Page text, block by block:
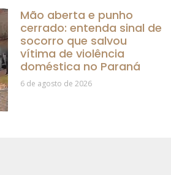
Mão aberta e punho
cerrado: entenda sinal de
socorro que salvou
vítima de violência
doméstica no Paraná
6 de agosto de 2026